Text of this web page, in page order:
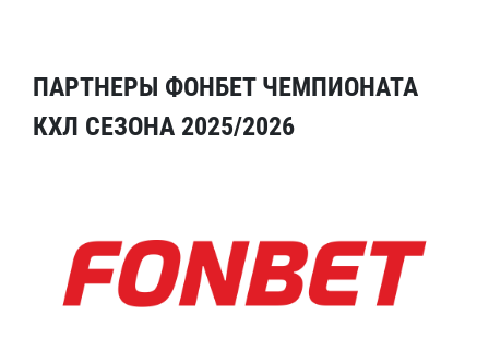
ПАРТНЕРЫ ФОНБЕТ ЧЕМПИОНАТА
КХЛ СЕЗОНА 2025/2026